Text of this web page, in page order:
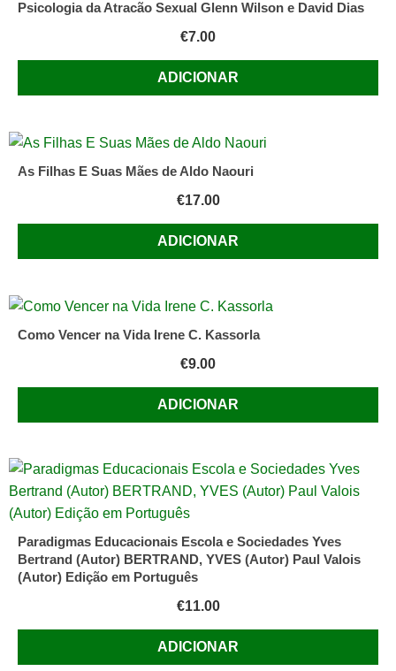
Psicologia da Atracão Sexual Glenn Wilson e David Dias
€7.00
ADICIONAR
As Filhas E Suas Mães de Aldo Naouri
€17.00
ADICIONAR
Como Vencer na Vida Irene C. Kassorla
€9.00
ADICIONAR
Paradigmas Educacionais Escola e Sociedades Yves
Bertrand (Autor) BERTRAND, YVES (Autor) Paul Valois
(Autor) Edição em Português
€11.00
ADICIONAR